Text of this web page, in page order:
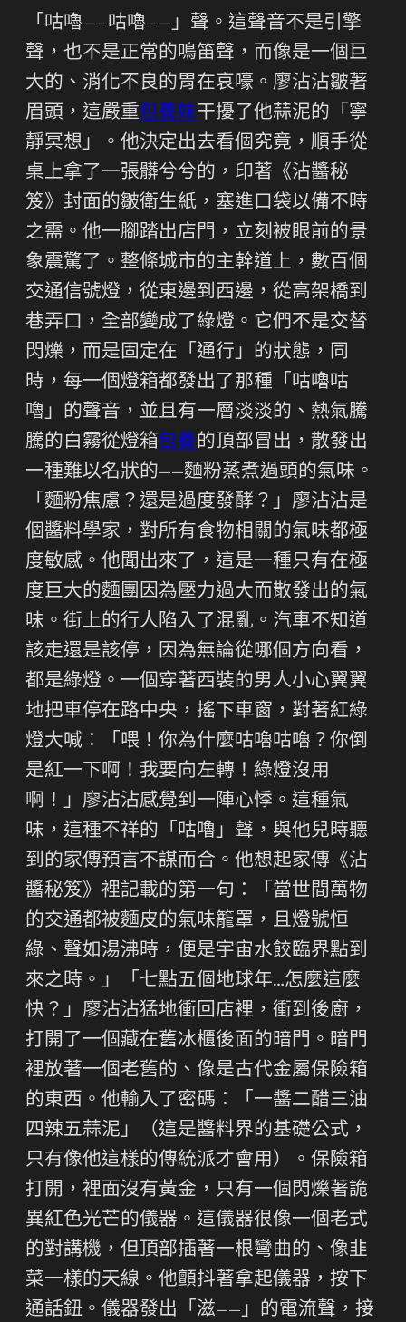
「咕嚕——咕嚕——」聲。這聲音不是引擎
聲，也不是正常的鳴笛聲，而像是一個巨
大的、消化不良的胃在哀嚎。廖沾沾皺著
眉頭，這嚴重包養妹干擾了他蒜泥的「寧
靜冥想」。他決定出去看個究竟，順手從
桌上拿了一張髒兮兮的，印著《沾醬秘
笈》封面的皺衛生紙，塞進口袋以備不時
之需。他一腳踏出店門，立刻被眼前的景
象震驚了。整條城市的主幹道上，數百個
交通信號燈，從東邊到西邊，從高架橋到
巷弄口，全部變成了綠燈。它們不是交替
閃爍，而是固定在「通行」的狀態，同
時，每一個燈箱都發出了那種「咕嚕咕
嚕」的聲音，並且有一層淡淡的、熱氣騰
騰的白霧從燈箱包養的頂部冒出，散發出
一種難以名狀的——麵粉蒸煮過頭的氣味。
「麵粉焦慮？還是過度發酵？」廖沾沾是
個醬料學家，對所有食物相關的氣味都極
度敏感。他聞出來了，這是一種只有在極
度巨大的麵團因為壓力過大而散發出的氣
味。街上的行人陷入了混亂。汽車不知道
該走還是該停，因為無論從哪個方向看，
都是綠燈。一個穿著西裝的男人小心翼翼
地把車停在路中央，搖下車窗，對著紅綠
燈大喊：「喂！你為什麼咕嚕咕嚕？你倒
是紅一下啊！我要向左轉！綠燈沒用
啊！」廖沾沾感覺到一陣心悸。這種氣
味，這種不祥的「咕嚕」聲，與他兒時聽
到的家傳預言不謀而合。他想起家傳《沾
醬秘笈》裡記載的第一句：「當世間萬物
的交通都被麵皮的氣味籠罩，且燈號恒
綠、聲如湯沸時，便是宇宙水餃臨界點到
來之時。」「七點五個地球年…怎麼這麼
快？」廖沾沾猛地衝回店裡，衝到後廚，
打開了一個藏在舊冰櫃後面的暗門。暗門
裡放著一個老舊的、像是古代金屬保險箱
的東西。他輸入了密碼：「一醬二醋三油
四辣五蒜泥」（這是醬料界的基礎公式，
只有像他這樣的傳統派才會用）。保險箱
打開，裡面沒有黃金，只有一個閃爍著詭
異紅色光芒的儀器。這儀器很像一個老式
的對講機，但頂部插著一根彎曲的、像韭
菜一樣的天線。他顫抖著拿起儀器，按下
通話鈕。儀器發出「滋——」的電流聲，接